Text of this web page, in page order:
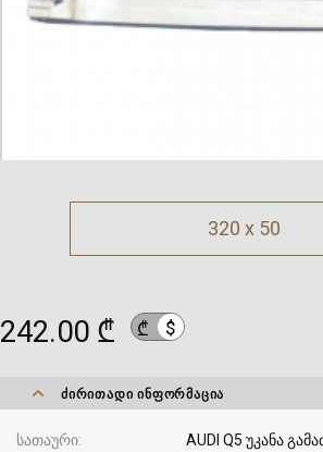
320 x 50
242.00 ₾ ₾ $
ᲫᲘᲠᲘᲗᲐᲓᲘ ᲘᲜᲤᲝᲠᲛᲐᲪᲘᲐ
სათაური
AUDI Q5 უკანა